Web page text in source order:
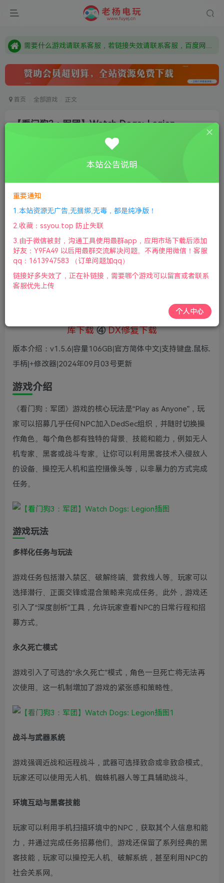
本站资源来自网络搜集，如有侵权，请联系删除：fuyej@qq.com 附上证书和内容链接
首页 全部游戏 正文
【看门狗3：军团】Watch Dogs: Legion
【看门狗3：军团】Watch Dogs: Legion
此内容为付费资源，请付费后查看
鲜花 5
赞助会员 免费
付费资源
③ 游戏运行
库下载 ④ DX修复下载
版本介绍：v1.5.6|容量106GB|官方简体中文|支持键盘.鼠标.
手柄|+修改器|2024年09月03号更新
游戏介绍
《看门狗：军团》游戏的核心玩法是“Play as Anyone”，玩
家可以招募几乎任何NPC加入DedSec组织，并随时切换操
作角色。每个角色都有独特的背景、技能和能力，例如无人
机专家、黑客或战斗专家。让你可以利用黑客技术入侵敌人
的设备、操控无人机和监控摄像头等，以非暴力的方式完成
任务。
游戏玩法
多样化任务与玩法
游戏任务包括潜入禁区、破解终端、营救线人等。玩家可以
选择潜行、正面交锋或混合策略来完成任务。此外，游戏还
引入了“深度剖析”工具，允许玩家查看NPC的日常行程和招
募方式。
永久死亡模式
游戏引入了可选的“永久死亡”模式，角色一旦死亡将无法再
次使用。这一机制增加了游戏的紧张感和策略性。
战斗与武器系统
游戏强调近战和远程战斗，武器可选择致命或非致命模式。
玩家还可以使用无人机、蜘蛛机器人等工具辅助战斗。
环境互动与黑客技能
玩家可以利用手机扫描环境中的NPC，获取其个人信息和能
力，并通过完成任务招募他们。游戏还保留了系列经典的黑
客技能，玩家可以操控无人机、破解系统，甚至利用NPC的
社会关系网。
本站公告说明
重要通知
1.本站资源无广告,无捆绑,无毒，都是纯净版！
2.收藏：ssyou.top 防止失联
3.由于微信被封，沟通工具使用最群app，应用市场下载后添加
好友：Y9FA49 以后用最群交流解决问题。不再使用微信！客服
qq：1613947583 （订单问题加qq）
链接好多失效了，正在补链接，需要哪个游戏可以留言或者联系
客服优先上传
个人中心